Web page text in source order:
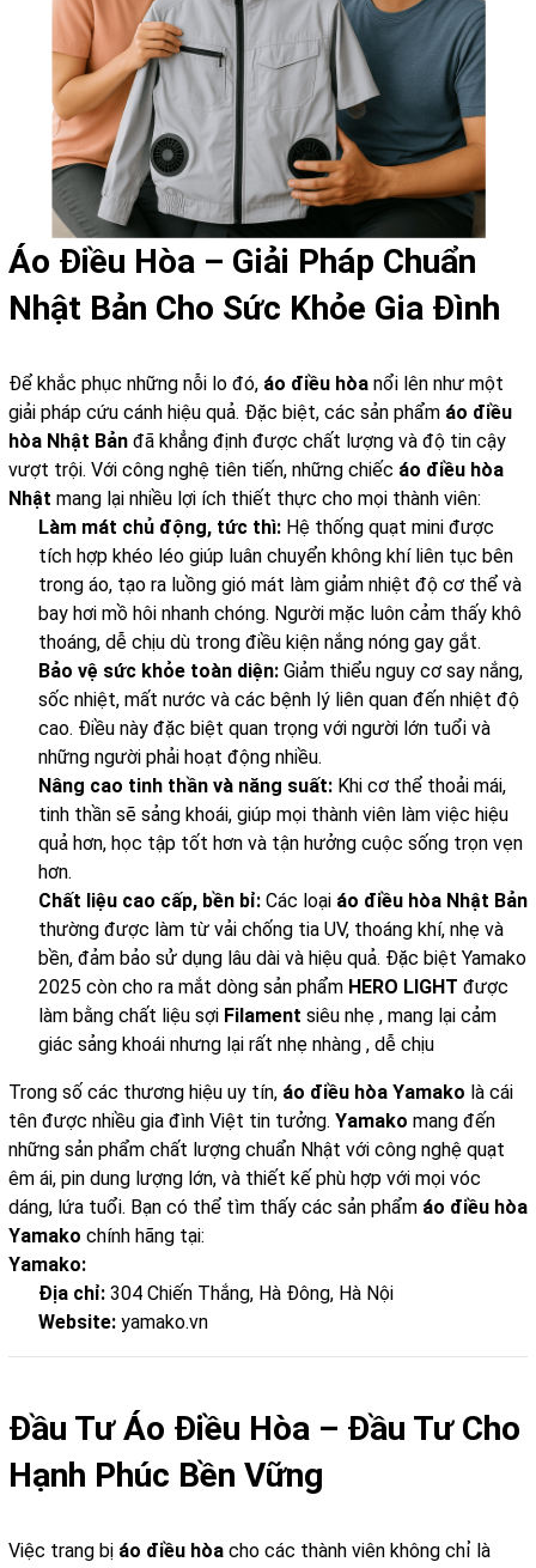
Áo Điều Hòa – Giải Pháp Chuẩn
Nhật Bản Cho Sức Khỏe Gia Đình
Để khắc phục những nỗi lo đó, áo điều hòa nổi lên như một
giải pháp cứu cánh hiệu quả. Đặc biệt, các sản phẩm áo điều
hòa Nhật Bản đã khẳng định được chất lượng và độ tin cậy
vượt trội. Với công nghệ tiên tiến, những chiếc áo điều hòa
Nhật mang lại nhiều lợi ích thiết thực cho mọi thành viên:
Làm mát chủ động, tức thì: Hệ thống quạt mini được
tích hợp khéo léo giúp luân chuyển không khí liên tục bên
trong áo, tạo ra luồng gió mát làm giảm nhiệt độ cơ thể và
bay hơi mồ hôi nhanh chóng. Người mặc luôn cảm thấy khô
thoáng, dễ chịu dù trong điều kiện nắng nóng gay gắt.
Bảo vệ sức khỏe toàn diện: Giảm thiểu nguy cơ say nắng,
sốc nhiệt, mất nước và các bệnh lý liên quan đến nhiệt độ
cao. Điều này đặc biệt quan trọng với người lớn tuổi và
những người phải hoạt động nhiều.
Nâng cao tinh thần và năng suất: Khi cơ thể thoải mái,
tinh thần sẽ sảng khoái, giúp mọi thành viên làm việc hiệu
quả hơn, học tập tốt hơn và tận hưởng cuộc sống trọn vẹn
hơn.
Chất liệu cao cấp, bền bỉ: Các loại áo điều hòa Nhật Bản
thường được làm từ vải chống tia UV, thoáng khí, nhẹ và
bền, đảm bảo sử dụng lâu dài và hiệu quả. Đặc biệt Yamako
2025 còn cho ra mắt dòng sản phẩm HERO LIGHT được
làm bằng chất liệu sợi Filament siêu nhẹ , mang lại cảm
giác sảng khoái nhưng lại rất nhẹ nhàng , dễ chịu
Trong số các thương hiệu uy tín, áo điều hòa Yamako là cái
tên được nhiều gia đình Việt tin tưởng. Yamako mang đến
những sản phẩm chất lượng chuẩn Nhật với công nghệ quạt
êm ái, pin dung lượng lớn, và thiết kế phù hợp với mọi vóc
dáng, lứa tuổi. Bạn có thể tìm thấy các sản phẩm áo điều hòa
Yamako chính hãng tại:
Yamako:
Địa chỉ: 304 Chiến Thắng, Hà Đông, Hà Nội
Website: yamako.vn
Đầu Tư Áo Điều Hòa – Đầu Tư Cho
Hạnh Phúc Bền Vững
Việc trang bị áo điều hòa cho các thành viên không chỉ là